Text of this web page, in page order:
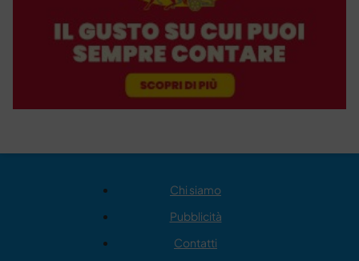
Chi siamo
Pubblicità
Contatti